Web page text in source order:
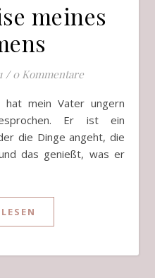
meines
/ 0 Kommentare
Er ist ein
die Dinge angeht, die
das genießt, was er